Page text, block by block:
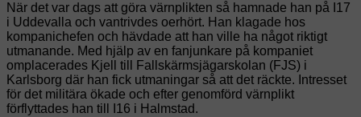
När det var dags att göra värnplikten så hamnade han på I17
i Uddevalla och vantrivdes oerhört. Han klagade hos
kompanichefen och hävdade att han ville ha något riktigt
utmanande. Med hjälp av en fanjunkare på kompaniet
omplacerades Kjell till Fallskärmsjägarskolan (FJS) i
Karlsborg där han fick utmaningar så att det räckte. Intresset
för det militära ökade och efter genomförd värnplikt
förflyttades han till I16 i Halmstad.